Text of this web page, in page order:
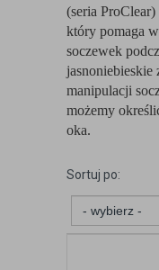
(seria
który pomaga
soczewek
jasnoniebieskie
manipulacji
możemy
oka.
Sortuj po: